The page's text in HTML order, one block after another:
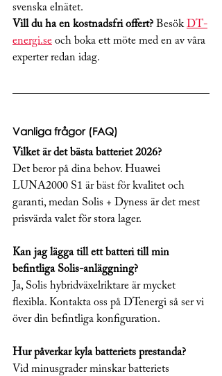
svenska elnätet.
Vill du ha en kostnadsfri offert? Besök DT-
energi.se och boka ett möte med en av våra
experter redan idag.
Vanliga frågor (FAQ)
Vilket är det bästa batteriet 2026?
Det beror på dina behov. Huawei
LUNA2000 S1 är bäst för kvalitet och
garanti, medan Solis + Dyness är det mest
prisvärda valet för stora lager.
Kan jag lägga till ett batteri till min
befintliga Solis-anläggning?
Ja, Solis hybridväxelriktare är mycket
flexibla. Kontakta oss på DTenergi så ser vi
över din befintliga konfiguration.
Hur påverkar kyla batteriets prestanda?
Vid minusgrader minskar batteriets